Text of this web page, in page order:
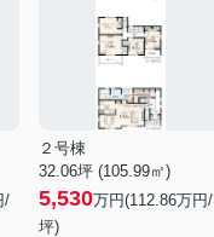
/
２号棟
32.06坪 (105.99㎡)
5,530万円(112.86万円/
坪)